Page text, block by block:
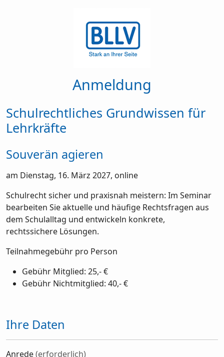
Anmeldung
Schulrechtliches Grundwissen für
Lehrkräfte
Souverän agieren
am Dienstag, 16. März 2027, online
Schulrecht sicher und praxisnah meistern: Im Seminar
bearbeiten Sie aktuelle und häufige Rechtsfragen aus
dem Schulalltag und entwickeln konkrete,
rechtssichere Lösungen.
Teilnahmegebühr pro Person
Gebühr Mitglied: 25,- €
Gebühr Nichtmitglied: 40,- €
Ihre Daten
Anrede(erforderlich)